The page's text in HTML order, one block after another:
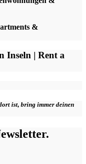
&
Inseln | Rent a
ist, bring immer deinen